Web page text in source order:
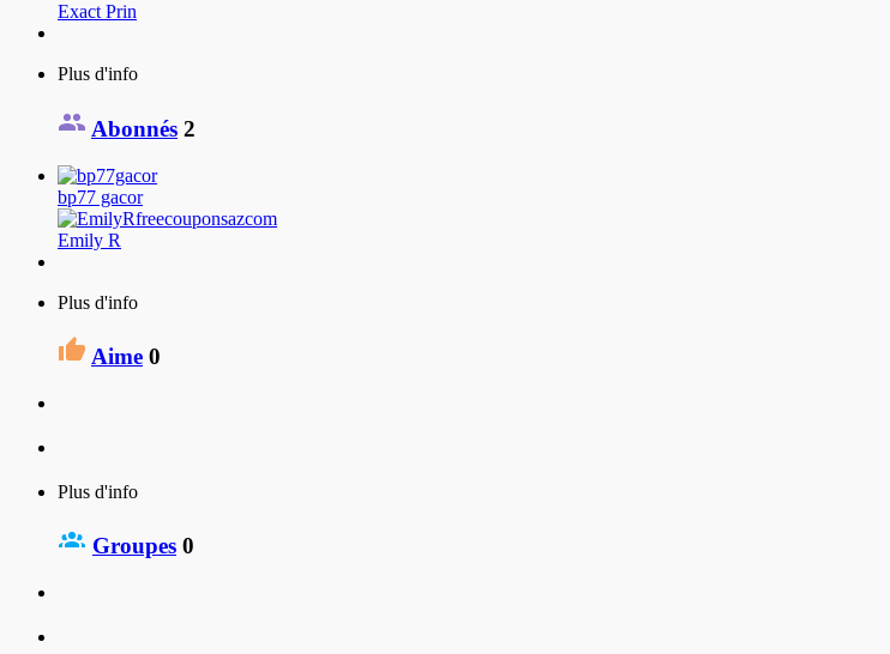
Exact Prin
Plus d'info
Abonnés 2
bp77 gacor
Emily R
Plus d'info
Aime 0
Plus d'info
Groupes 0